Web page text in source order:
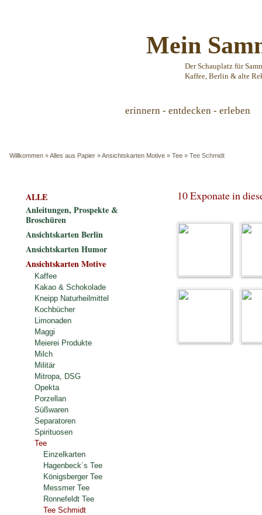
Mein
Der Schauplatz für
Kaffee, Berlin & alte
erinnern - entdecken - erleben
Willkommen »Alles aus Papier »Ansichtskarten Motive » Tee » Tee Schmidt
10 Exponate in
ALLE
Anleitungen, Prospekte &
Broschüren
Ansichtskarten Berlin
Ansichtskarten Humor
Ansichtskarten Motive
Kaffee
Kakao & Schokolade
Kneipp Naturheilmittel
Kochbücher
Limonaden
Maggi
Meierei Produkte
Milch
Militär
Mitropa, DSG
Opekta
Porzellan
Süßwaren
Separatoren
Spirituosen
Tee
Einzelkarten
Hagenbeck´s Tee
Königsberger Tee
Messmer Tee
Ronnefeldt Tee
Tee Schmidt